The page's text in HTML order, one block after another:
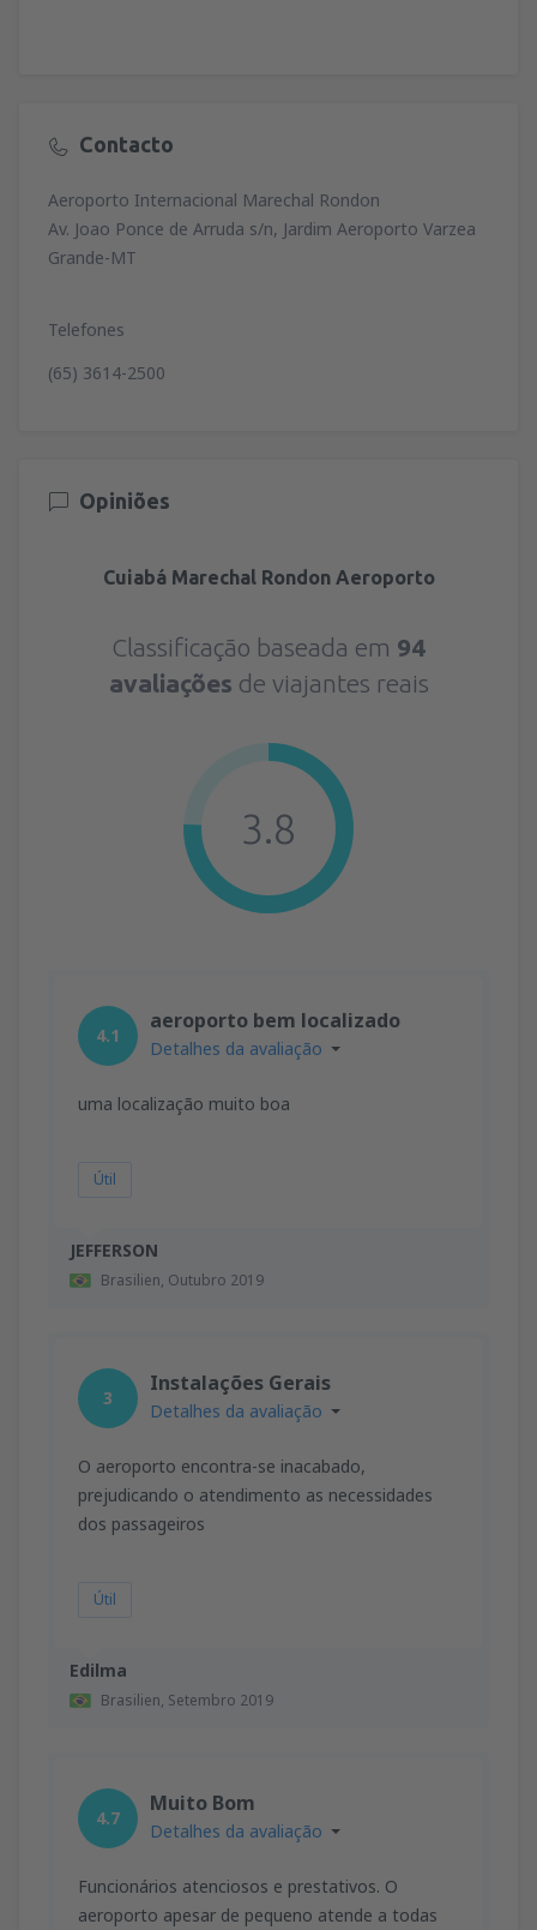
Contacto
Aeroporto Internacional Marechal Rondon
Av. Joao Ponce de Arruda s/n, Jardim Aeroporto Varzea
Grande-MT
Telefones
(65) 3614-2500
Opiniões
Cuiabá Marechal Rondon Aeroporto
Classificação baseada em 94
avaliações de viajantes reais
3.8
JEFFERSON
Brasilien, Outubro 2019
4.1
aeroporto bem localizado
Detalhes da avaliação
uma localização muito boa
Útil
Edilma
Brasilien, Setembro 2019
3
Instalações Gerais
Detalhes da avaliação
O aeroporto encontra-se inacabado,
prejudicando o atendimento as necessidades
dos passageiros
Útil
4.7
Muito Bom
Detalhes da avaliação
Funcionários atenciosos e prestativos. O
aeroporto apesar de pequeno atende a todas